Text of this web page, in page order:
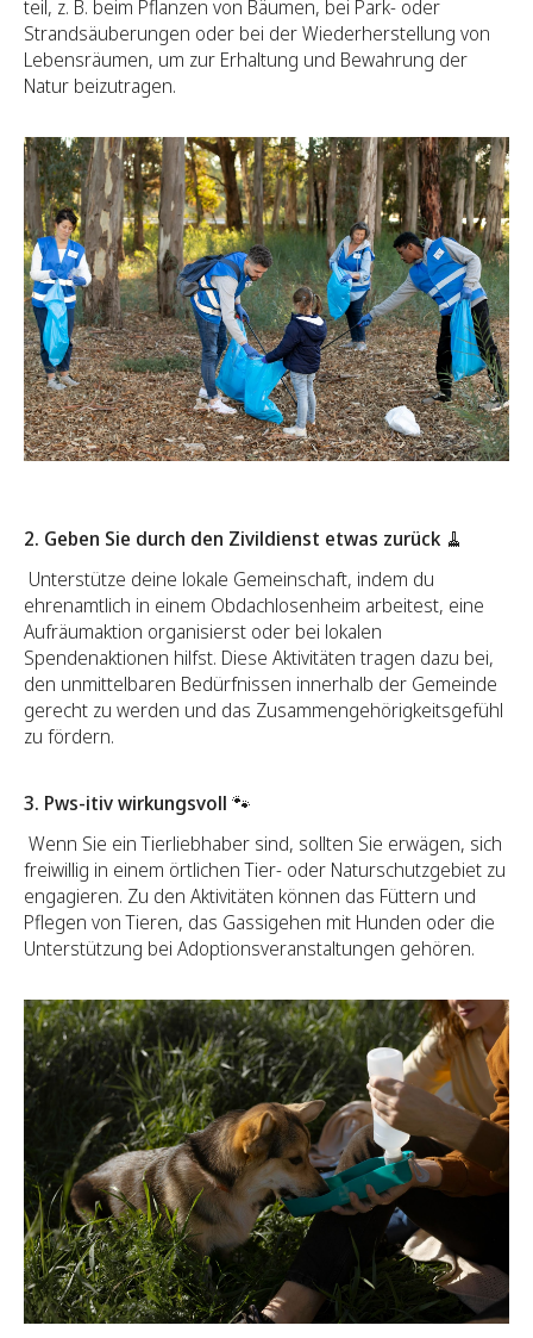
teil, z. B. beim Pflanzen von Bäumen, bei Park- oder
Strandsäuberungen oder bei der Wiederherstellung von
Lebensräumen, um zur Erhaltung und Bewahrung der
Natur beizutragen.
2. Geben Sie durch den Zivildienst etwas zurück 🧹
Unterstütze deine lokale Gemeinschaft, indem du
ehrenamtlich in einem Obdachlosenheim arbeitest, eine
Aufräumaktion organisierst oder bei lokalen
Spendenaktionen hilfst. Diese Aktivitäten tragen dazu bei,
den unmittelbaren Bedürfnissen innerhalb der Gemeinde
gerecht zu werden und das Zusammengehörigkeitsgefühl
zu fördern.
3. Pws-itiv wirkungsvoll 🐾
Wenn Sie ein Tierliebhaber sind, sollten Sie erwägen, sich
freiwillig in einem örtlichen Tier- oder Naturschutzgebiet zu
engagieren. Zu den Aktivitäten können das Füttern und
Pflegen von Tieren, das Gassigehen mit Hunden oder die
Unterstützung bei Adoptionsveranstaltungen gehören.